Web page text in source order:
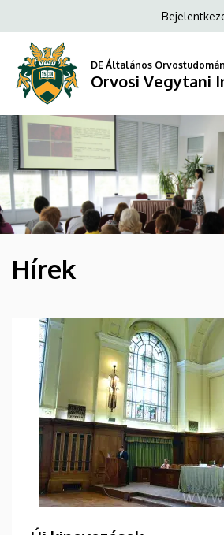
Vegytani
Intézet
Anonim
fiók
menüje
DE Általános
Orvosi Vegytani
DIAVETÍTÉS
HÍREK
Hírek